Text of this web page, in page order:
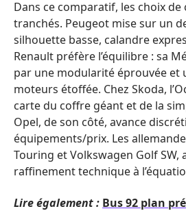
Dans ce comparatif, les choix
tranchés. Peugeot mise sur un
silhouette basse, calandre
Renault préfère l’équilibre : sa
par une modularité éprouvée et
moteurs étoffée. Chez Skoda,
carte du coffre géant et de la
Opel, de son côté, avance
équipements/prix. Les
Touring et Volkswagen Golf
raffinement technique à
Lire également : Bus 92 plan